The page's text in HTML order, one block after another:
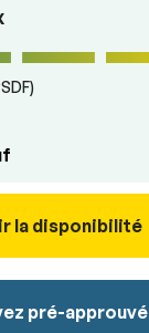
la disponibilité
pré-approuvé